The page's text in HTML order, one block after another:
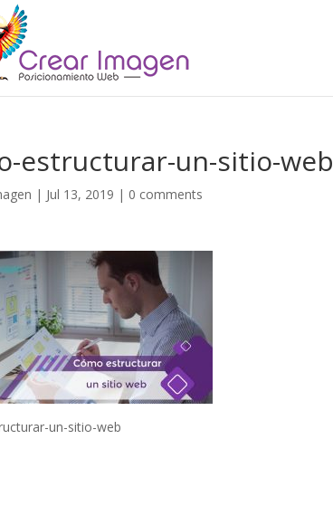
estructurar-un-sitio-web
| Jul 13, 2019 | 0 comments
un-sitio-web